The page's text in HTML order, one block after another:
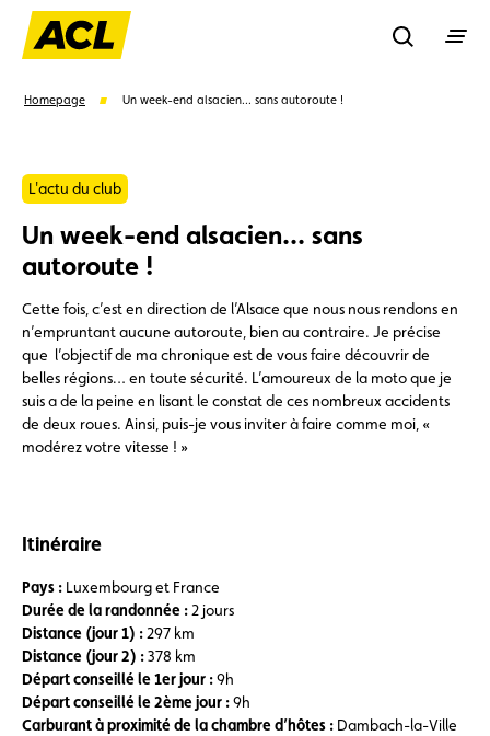
Rechercher
Suggestions
Vignette Location
Homepage Un week-end alsacien... sans autoroute !
L'actu du club
Un week-end alsacien... sans
autoroute !
Cette fois, c’est en direction de l’Alsace que nous nous rendons en
n’empruntant aucune autoroute, bien au contraire. Je précise
que l’objectif de ma chronique est de vous faire découvrir de
belles régions… en toute sécurité. L’amoureux de la moto que je
suis a de la peine en lisant le constat de ces nombreux accidents
de deux roues. Ainsi, puis-je vous inviter à faire comme moi, «
modérez votre vitesse ! »
Itinéraire
Pays : Luxembourg et France
Durée de la randonnée : 2 jours
Distance (jour 1) : 297 km
Distance (jour 2) :378 km
Départ conseillé le 1er jour :9h
Départ conseillé le 2ème jour :9h
Carburant à proximité de la chambre d’hôtes : Dambach-la-Ville